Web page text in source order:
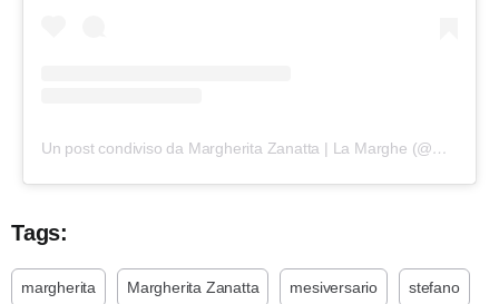
Un post condiviso da Margherita Zanatta | La Marghe (@margheritazanatta)
Tags:
margherita Margherita Zanatta mesiversario stefano